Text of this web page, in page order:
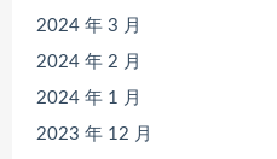
2024 年 3 月
2024 年 2 月
2024 年 1 月
2023 年 12 月